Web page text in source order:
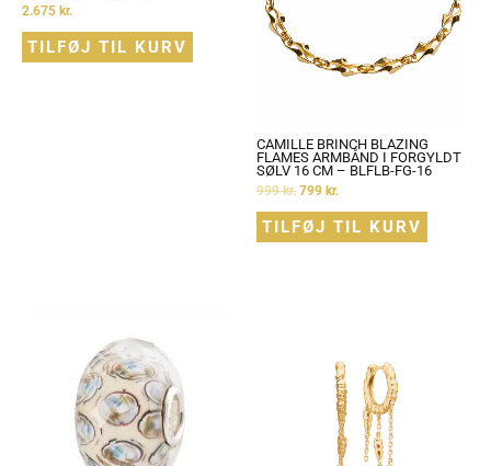
2.675 kr.
TILFØJ TIL KURV
CAMILLE BRINCH BLAZING
FLAMES ARMBÅND I FORGYLDT
SØLV 16 CM – BLFLB-FG-16
999kr. 799 kr.
TILFØJ TIL KURV